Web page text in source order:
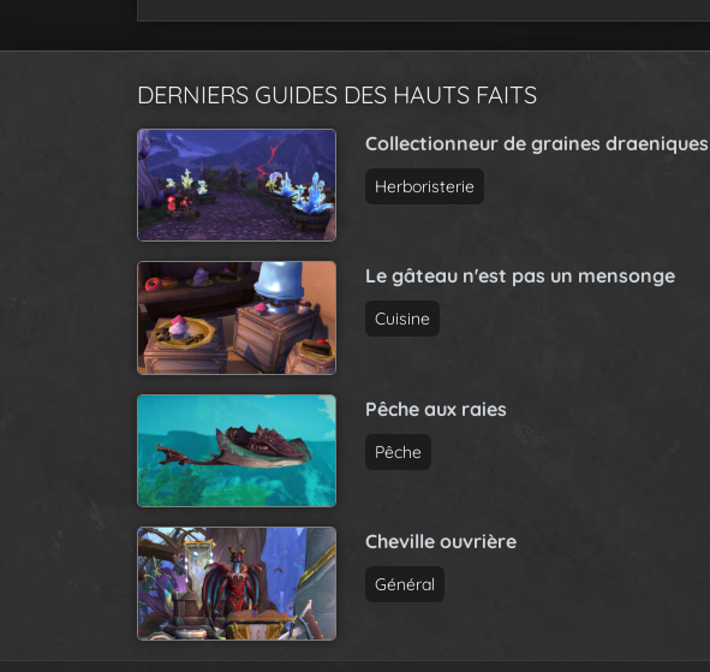
DERNIERS GUIDES DES HAUTS FAITS
Collectionneur de graines draeniques
Herboristerie
Le gâteau n'est pas un mensonge
Cuisine
Pêche aux raies
Pêche
Cheville ouvrière
Général